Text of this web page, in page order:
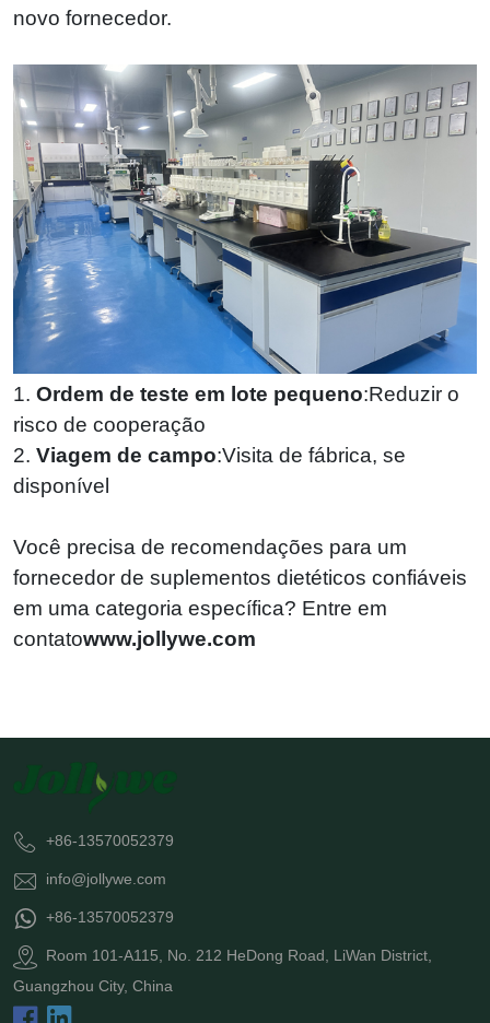
novo fornecedor.
1. Ordem de teste em lote pequeno:Reduzir o
risco de cooperação
2. Viagem de campo:Visita de fábrica, se
disponível
Você precisa de recomendações para um
fornecedor de suplementos dietéticos confiáveis ​​
em uma categoria específica? Entre em
contatowww.jollywe.com
+86-13570052379
info@jollywe.com
+86-13570052379
Room 101-A115, No. 212 HeDong Road, LiWan District,
Guangzhou City, China